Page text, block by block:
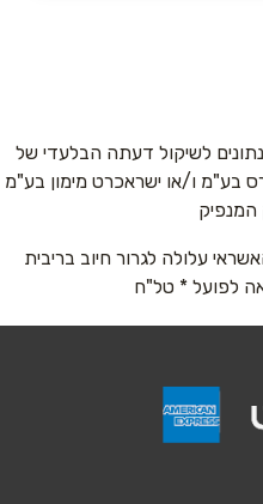
לשיקול דעתה הבלעדי של
בע"מ ו/או ישראכרט מימון בע"מ
המנפיק
עלולה לגרור חיוב בריבית
לפועל * טל"ח